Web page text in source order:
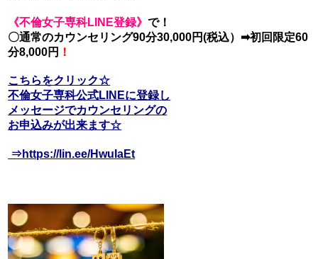
《不倫女子専科LIN E登録》で！
〇通常のカウンセリング90分30,000円(税込）➡初回限定60
分8,000円 ！
こちらをクリック☆
不倫女子専科公式LINEに登録し
メッセージでカウンセリングの
お申込みが出来ます☆
⇒https://lin.ee/HwuIaEt